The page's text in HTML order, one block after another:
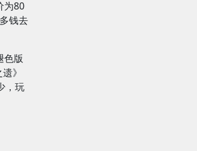
为80
钱去
色版
》
，玩